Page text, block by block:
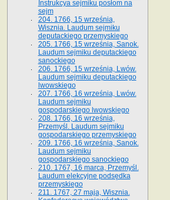
Instrukcya sejmiku posłom na
sejm
204. 1766, 15 września,
Wisznia. Laudum sejmiku
deputackiego przemyskiego
205. 1766, 15 września, Sanok.
Laudum sejmiku deputackiego
sanockiego
206. 1766, 15 września, Lwów.
Laudum sejmiku deputackiego
lwowskiego
207. 1766, 16 września, Lwów.
Laudum sejmiku
gospodarskiego lwowskiego
208. 1766, 16 września,
Przemyśl. Laudum sejmiku
gospodarskiego przemyskiego
209. 1766, 16 września, Sanok.
Laudum sejmiku
gospodarskiego sanockiego
210. 1767, 16 marca, Przemyśl.
Laudum elekcyjne podsędka
przemyskiego
211. 1767, 27 maja, Wisznia.